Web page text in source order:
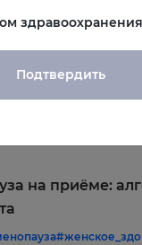
на приёме:
здравоохранения
Подтвердить